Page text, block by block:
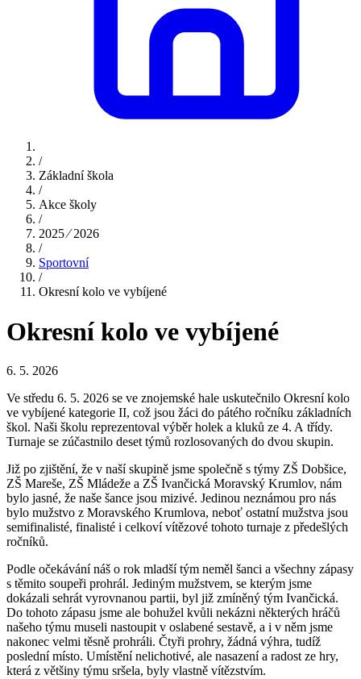
/
Základní škola
/
Akce školy
/
2025 ⁄ 2026
/
Sportovní
/
Okresní kolo ve vybíjené
Okresní kolo ve vybíjené
6. 5. 2026
Ve středu 6. 5. 2026 se ve znojemské hale uskutečnilo Okresní kolo
ve vybíjené kategorie II, což jsou žáci do pátého ročníku základních
škol. Naši školu reprezentoval výběr holek a kluků ze 4. A třídy.
Turnaje se zúčastnilo deset týmů rozlosovaných do dvou skupin.
Již po zjištění, že v naší skupině jsme společně s týmy ZŠ Dobšice,
ZŠ Mareše, ZŠ Mládeže a ZŠ Ivančická Moravský Krumlov, nám
bylo jasné, že naše šance jsou mizivé. Jedinou neznámou pro nás
bylo mužstvo z Moravského Krumlova, neboť ostatní mužstva jsou
semifinalisté, finalisté i celkoví vítězové tohoto turnaje z předešlých
ročníků.
Podle očekávání náš o rok mladší tým neměl šanci a všechny zápasy
s těmito soupeři prohrál. Jediným mužstvem, se kterým jsme
dokázali sehrát vyrovnanou partii, byl již zmíněný tým Ivančická.
Do tohoto zápasu jsme ale bohužel kvůli nekázni některých hráčů
našeho týmu museli nastoupit v oslabené sestavě, a i v něm jsme
nakonec velmi těsně prohráli. Čtyři prohry, žádná výhra, tudíž
poslední místo. Umístění nelichotivé, ale nasazení a radost ze hry,
která z většiny týmu sršela, byly vlastně vítězstvím.